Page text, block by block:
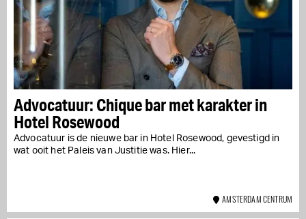
Advocatuur: Chique bar met karakter in
Hotel Rosewood
Advocatuur is de nieuwe bar in Hotel Rosewood, gevestigd in
wat ooit het Paleis van Justitie was. Hier...
AMSTERDAM CENTRUM